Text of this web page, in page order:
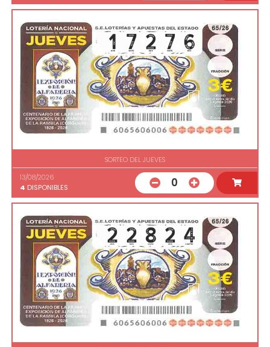
SORTEO DEL JUEVES
13/08/2026
4 DISPONIBLES 0